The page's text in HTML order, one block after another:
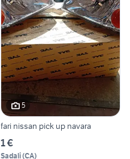
5
fari nissan pick up navara
1 €
Sadali(CA)